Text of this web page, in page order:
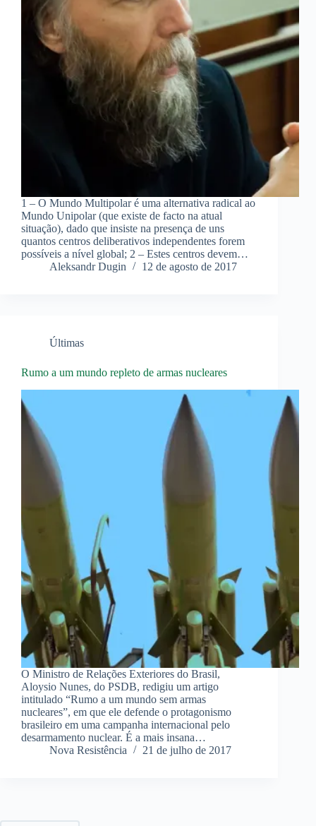
1 – O Mundo Multipolar é uma alternativa radical ao
Mundo Unipolar (que existe de facto na atual
situação), dado que insiste na presença de uns
quantos centros deliberativos independentes forem
possíveis a nível global; 2 – Estes centros devem…
Aleksandr Dugin
12 de agosto de 2017
Últimas
Rumo a um mundo repleto de armas nucleares
O Ministro de Relações Exteriores do Brasil,
Aloysio Nunes, do PSDB, redigiu um artigo
intitulado “Rumo a um mundo sem armas
nucleares”, em que ele defende o protagonismo
brasileiro em uma campanha internacional pelo
desarmamento nuclear. É a mais insana…
Nova Resistência
21 de julho de 2017